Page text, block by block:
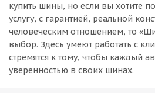
купить шины, но если вы хотите
услугу, с гарантией, реальной
человеческим отношением, то
выбор. Здесь умеют работать с
стремятся к тому, чтобы каждый
уверенностью в своих шинах.